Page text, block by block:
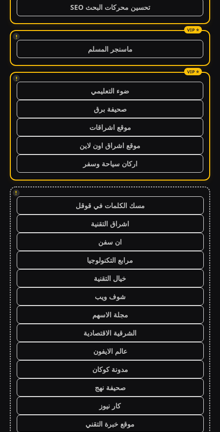
تحسين محركات البحث SEO
!
ماسنجر المسلم
!
ضوء التعليمي
صحيفة برق
موقع اشراقات
موقع اشراق اون لاين
اركان سياحة وسفر
!
مسك الكلمات في قوقل
اشراق التقنية
ان سفن
مرابع التكنولوجيا
خيال التقنية
شوف ويب
مجلة الاسهم
الشرقية الاقتصادية
عالم الايفون
مدونة كوكان
صحيفة نهج
كار نيوز
موقع خبرة التقني